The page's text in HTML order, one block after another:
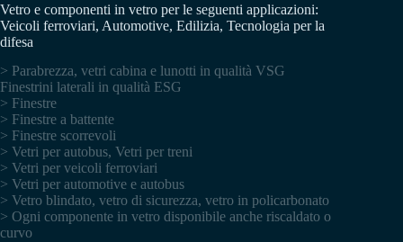
Vetro e componenti in vetro per le seguenti applicazioni:
Veicoli ferroviari, Automotive, Edilizia, Tecnologia per la
difesa
> Parabrezza, vetri cabina e lunotti in qualità VSG
Finestrini laterali in qualità ESG
> Finestre
> Finestre a battente
> Finestre scorrevoli
> Vetri per autobus, Vetri per treni
> Vetri per veicoli ferroviari
> Vetri per automotive e autobus
> Vetro blindato, vetro di sicurezza, vetro in policarbonato
> Ogni componente in vetro disponibile anche riscaldato o
curvo